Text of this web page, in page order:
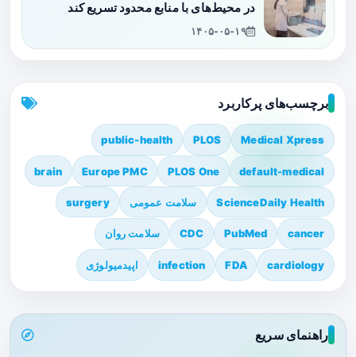
در محیط‌های با منابع محدود تسریع کند
۱۴۰۵-۰۵-۱۹
برچسب‌های پرکاربرد
Medical Xpress
PLOS
public-health
default-medical
PLOS One
Europe PMC
brain
ScienceDaily Health سلامت عمومی surgery
cancer
PubMed
CDC سلامت روان
cardiology
FDA
infection اپیدمیولوژی
راهنمای سریع